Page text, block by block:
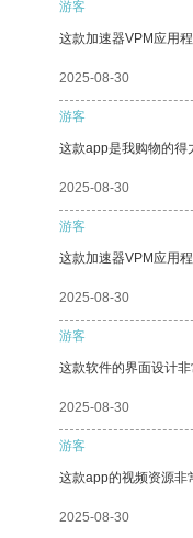
游客
这款加速器VPM应用
2025-08-30
游客
这款app是我购物的得
2025-08-30
游客
这款加速器VPM应用
2025-08-30
游客
这款软件的界面设计非
2025-08-30
游客
这款app的视频资源非
2025-08-30